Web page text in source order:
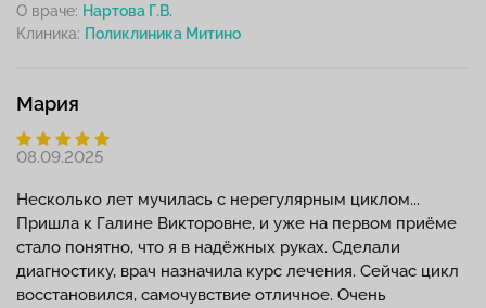
О враче: Нартова Г.В.
Клиника:
Мария
08.09.2025
Несколько лет мучилась с нерегулярным циклом...
Пришла к Галине Викторовне, и уже на первом приёме
стало понятно, что я в надёжных руках. Сделали
диагностику, врач назначила курс лечения. Сейчас цикл
восстановился, самочувствие отличное. Очень